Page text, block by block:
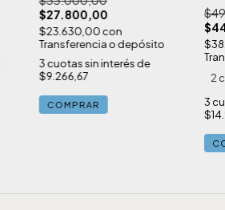
$27.800,00
$23.630,00con
Transferencia o depósito
3cuotas sin interés de
$9.266,67
COMPRAR
2
3